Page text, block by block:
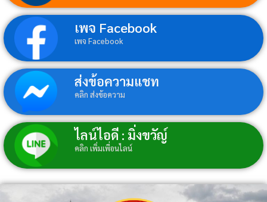
เพจ Facebook
เพจ Facebook
ส่งข้อความแชท
คลิก ส่งข้อความ
ไลน์ไอดี : มิ่งขวัญ์
คลิก เพิ่มเพื่อนไลน์